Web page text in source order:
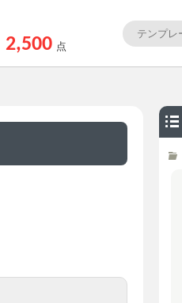
2,500 点